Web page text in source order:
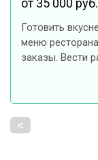
от 35 000 руб.
Готовить
меню
заказы. Вести
<